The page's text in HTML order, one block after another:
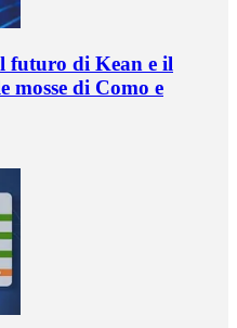
futuro di Kean e il
mosse di Como e